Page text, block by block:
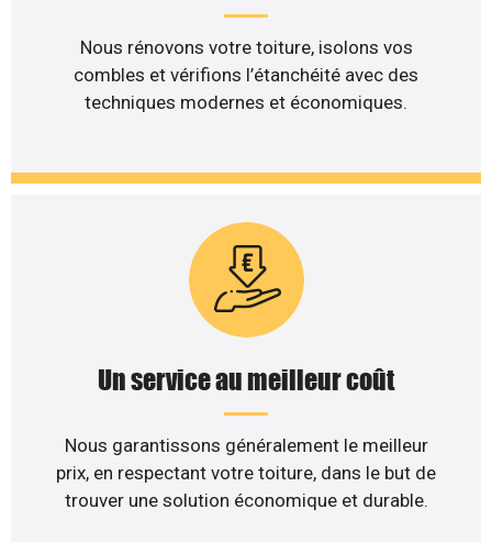
Nous rénovons votre toiture, isolons vos
combles et vérifions l’étanchéité avec des
techniques modernes et économiques.
Un service au meilleur coût
Nous garantissons généralement le meilleur
prix, en respectant votre toiture, dans le but de
trouver une solution économique et durable.